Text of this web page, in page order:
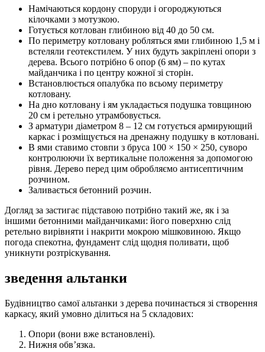
Намічаються кордону споруди і огороджуються
кілочками з мотузкою.
Готується котлован глибиною від 40 до 50 см.
По периметру котловану робляться ями глибиною 1,5 м і
встеляли геотекстилем. У них будуть закріплені опори з
дерева. Всього потрібно 6 опор (6 ям) – по кутах
майданчика і по центру кожної зі сторін.
Встановлюється опалубка по всьому периметру
котловану.
На дно котловану і ям укладається подушка товщиною
20 см і ретельно утрамбовується.
З арматури діаметром 8 – 12 см готується армирующий
каркас і розміщується на дренажну подушку в котловані.
В ями ставимо стовпи з бруса 100 × 150 × 250, суворо
контролюючи їх вертикальне положення за допомогою
рівня. Дерево перед цим обробляємо антисептичним
розчином.
Заливається бетонний розчин.
Догляд за застигає підставою потрібно такий же, як і за
іншими бетонними майданчиками: його поверхню слід
ретельно вирівняти і накрити мокрою мішковиною. Якщо
погода спекотна, фундамент слід щодня поливати, щоб
уникнути розтріскування.
зведення альтанки
Будівництво самої альтанки з дерева починається зі створення
каркасу, який умовно ділиться на 5 складових:
Опори (вони вже встановлені).
Нижня обв’язка.